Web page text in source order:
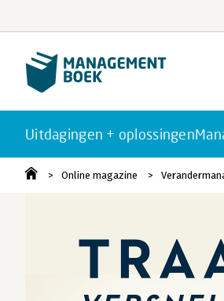
Uitdagingen + oplossingen
Online magazine